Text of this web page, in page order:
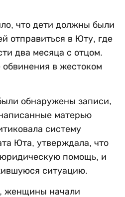
что дети должны были
отправиться в Юту, где
два месяца с отцом.
в жестоком
обнаружены записи,
матерью
систему
Юта, утверждала, что
юридическую помощь, и
ситуацию.
женщины начали